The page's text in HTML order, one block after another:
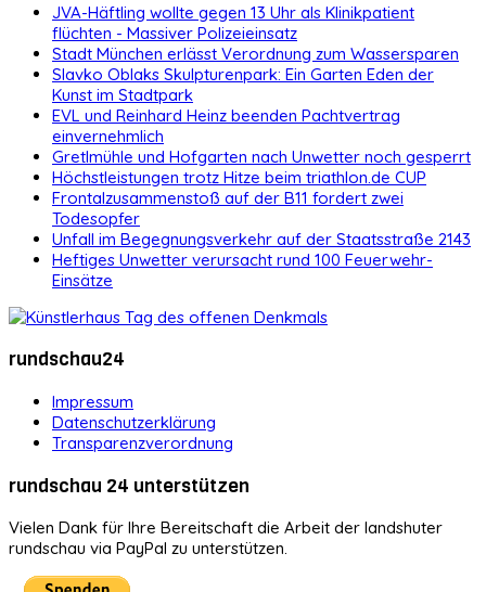
JVA-Häftling wollte gegen 13 Uhr als Klinikpatient
flüchten - Massiver Polizeieinsatz
Stadt München erlässt Verordnung zum Wassersparen
Slavko Oblaks Skulpturenpark: Ein Garten Eden der
Kunst im Stadtpark
EVL und Reinhard Heinz beenden Pachtvertrag
einvernehmlich
Gretlmühle und Hofgarten nach Unwetter noch gesperrt
Höchstleistungen trotz Hitze beim triathlon.de CUP
Frontalzusammenstoß auf der B11 fordert zwei
Todesopfer
Unfall im Begegnungsverkehr auf der Staatsstraße 2143
Heftiges Unwetter verursacht rund 100 Feuerwehr-
Einsätze
rundschau24
Impressum
Datenschutzerklärung
Transparenzverordnung
rundschau 24 unterstützen
Vielen Dank für Ihre Bereitschaft die Arbeit der landshuter
rundschau via PayPal zu unterstützen.